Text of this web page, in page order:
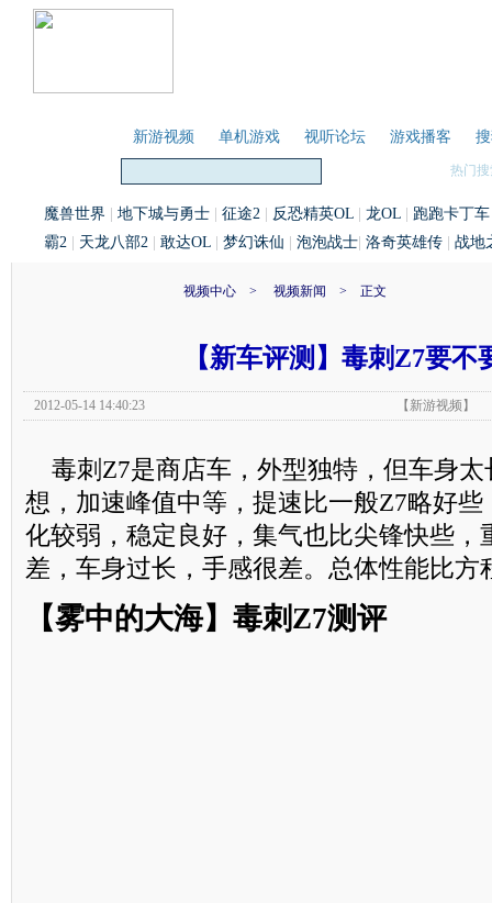
新游视频 单机游戏 视听论坛 游戏播客
热门
魔兽世界 地下城与勇士 征途2 反恐精英OL 龙OL 跑跑卡丁车
霸2
天龙八部2 敢达OL 梦幻诛仙 泡泡战士 洛奇英雄传 战地
视频中心 > 视频新闻 > 正文
【新车评测】毒刺Z7要不
2012-05-14 14:40:23 【 新游视频 】
毒刺Z7是商店车，外型独特，但车身太
想，加速峰值中等，提速比一般Z7略好
化较弱，稳定良好，集气也比尖锋快些，
差，车身过长，手感很差。总体性能比方
【雾中的大海】毒刺Z7测评